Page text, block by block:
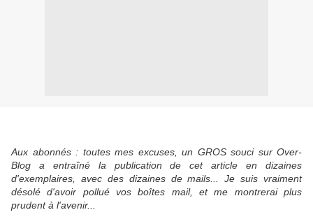
Aux abonnés : toutes mes excuses, un GROS souci sur Over-
Blog a entraîné la publication de cet article en dizaines
d'exemplaires, avec des dizaines de mails... Je suis vraiment
désolé d'avoir pollué vos boîtes mail, et me montrerai plus
prudent à l'avenir...